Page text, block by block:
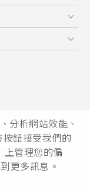
分析網站效能、
鈕接受我們的
管理您的偏
更多訊息。